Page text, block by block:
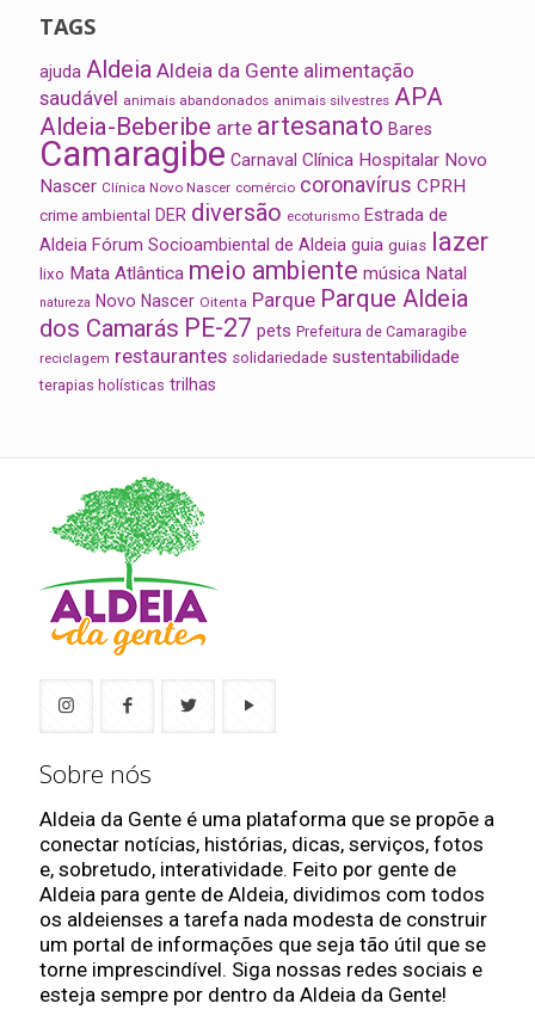
TAGS
ajuda Aldeia Aldeia da Gente alimentação
saudável animais abandonados animais silvestres APA
Aldeia-Beberibe arte artesanato Bares
Camaragibe Carnaval Clínica Hospitalar Novo
Nascer Clínica Novo Nascer comércio coronavírus CPRH
crime ambiental DER diversão ecoturismo Estrada de
Aldeia Fórum Socioambiental de Aldeia guia guias lazer
lixo Mata Atlântica meio ambiente música Natal
natureza Novo Nascer Oitenta Parque Parque Aldeia
dos Camarás PE-27 pets Prefeitura de Camaragibe
reciclagem restaurantes solidariedade sustentabilidade
terapias holísticas trilhas
Sobre nós
Aldeia da Gente é uma plataforma que se propõe a
conectar notícias, histórias, dicas, serviços, fotos
e, sobretudo, interatividade. Feito por gente de
Aldeia para gente de Aldeia, dividimos com todos
os aldeienses a tarefa nada modesta de construir
um portal de informações que seja tão útil que se
torne imprescindível. Siga nossas redes sociais e
esteja sempre por dentro da Aldeia da Gente!